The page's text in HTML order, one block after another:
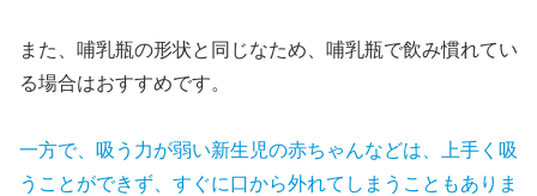
また、哺乳瓶の形状と同じなため、哺乳瓶で飲み慣れてい
る場合はおすすめです。
一方で、吸う力が弱い新生児の赤ちゃんなどは、上手く吸
うことができず、すぐに口から外れてしまうこともありま